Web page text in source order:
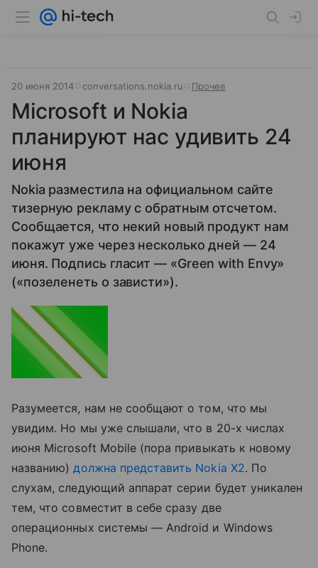
20 июня 2014 conversations.nokia.ru Прочее
Microsoft и Nokia
планируют нас удивить 24
июня
Nokia разместила на официальном сайте
тизерную рекламу с обратным отсчетом.
Сообщается, что некий новый продукт нам
покажут уже через несколько дней — 24
июня. Подпись гласит — «Green with Envy»
(«позеленеть о зависти»).
Разумеется, нам не сообщают о том, что мы
увидим. Но мы уже слышали, что в 20-х числах
июня Microsoft Mobile (пора привыкать к новому
названию)должна представить Nokia X2. По
слухам, следующий аппарат серии будет уникален
тем, что совместит в себе сразу две
операционных системы — Android и Windows
Phone.